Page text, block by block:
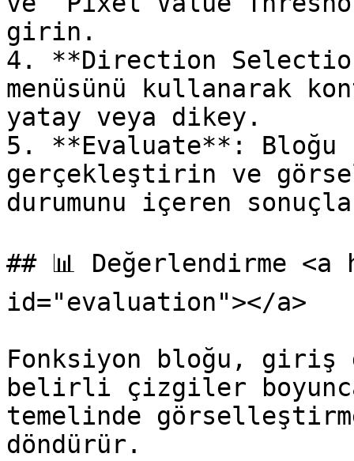
girin.
4. **Direction
menüsünü kullanarak
yatay veya dikey.
5. **Evaluate**:
gerçekleştirin ve
durumunu içeren
## 📊 Değerlendirme
id="evaluation"></a>
Fonksiyon bloğu, giriş
belirli çizgiler
temelinde
döndürür.